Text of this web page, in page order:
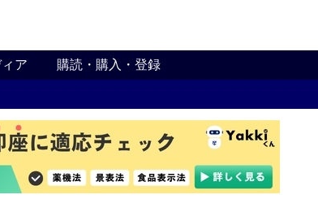
ア 購読・購入・登録